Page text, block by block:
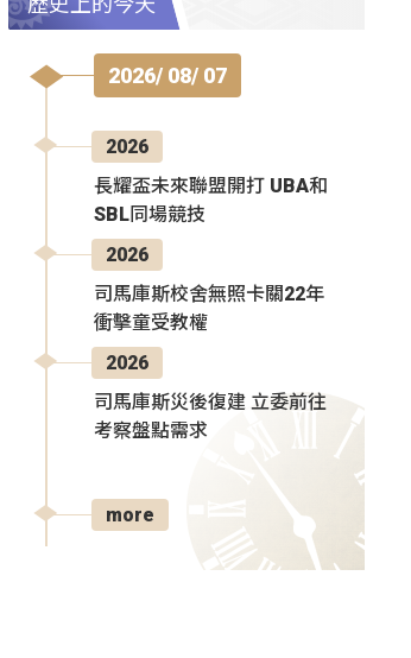
2026/ 08/ 07
2026
長耀盃未來聯盟開打 UBA和
SBL同場競技
2026
司馬庫斯校舍無照卡關22年
衝擊童受教權
2026
司馬庫斯災後復建 立委前往
考察盤點需求
more